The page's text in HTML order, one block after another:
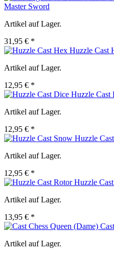
Master Sword
Artikel auf Lager.
31,95 € *
Huzzle Cast
Artikel auf Lager.
12,95 € *
Huzzle Cast
Artikel auf Lager.
12,95 € *
Huzzle
Artikel auf Lager.
12,95 € *
Huzzle
Artikel auf Lager.
13,95 € *
Artikel auf Lager.